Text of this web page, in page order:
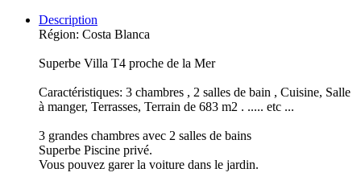
Description
Région: Costa Blanca
Superbe Villa T4 proche de la Mer
Caractéristiques: 3 chambres , 2 salles de bain , Cuisine, Salle
à manger, Terrasses, Terrain de 683 m2 . ..... etc ...
3 grandes chambres avec 2 salles de bains
Superbe Piscine privé.
Vous pouvez garer la voiture dans le jardin.